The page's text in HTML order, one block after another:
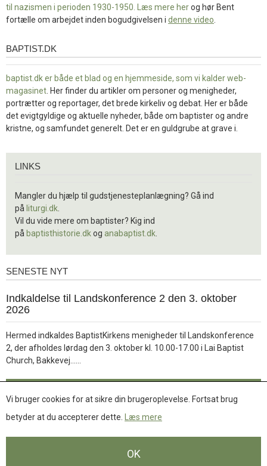
til nazismen i perioden 1930-1950. Læs mere herog hør Bent
fortælle om arbejdet inden bogudgivelsen i denne video
baptist.dk
BAPTIST.DK
baptist.dk er både et blad og en hjemmeside, som vi kalder web-
magasinet . Her finder du artikler om personer og menigheder,
portrætter og reportager, det brede kirkeliv og debat. Her er både
det evigtgyldige og aktuelle nyheder, både om baptister og andre
kristne, og samfundet generelt. Det er en guldgrube at grave i.
LINKS
Mangler du hjælp til gudstjenesteplanlægning? Gå ind
på liturgi.dk
Vil du vide mere om baptister? Kig ind
på baptisthistorie.dkog anabaptist.dk
Seneste
SENESTE NYT
1.
jul.
Indkaldelse til Landskonference 2 den 3. oktober
2026
Hermed indkaldes BaptistKirkens menigheder til Landskonference
2, der afholdes lørdag den 3. oktober kl. 10.00-17.00 i Lai Baptist
Church, Bakkevej……
Læs mere
Vi bruger cookies for at sikre din brugeroplevelse. Fortsat brug
betyder at du accepterer dette.
Læs mere
OK